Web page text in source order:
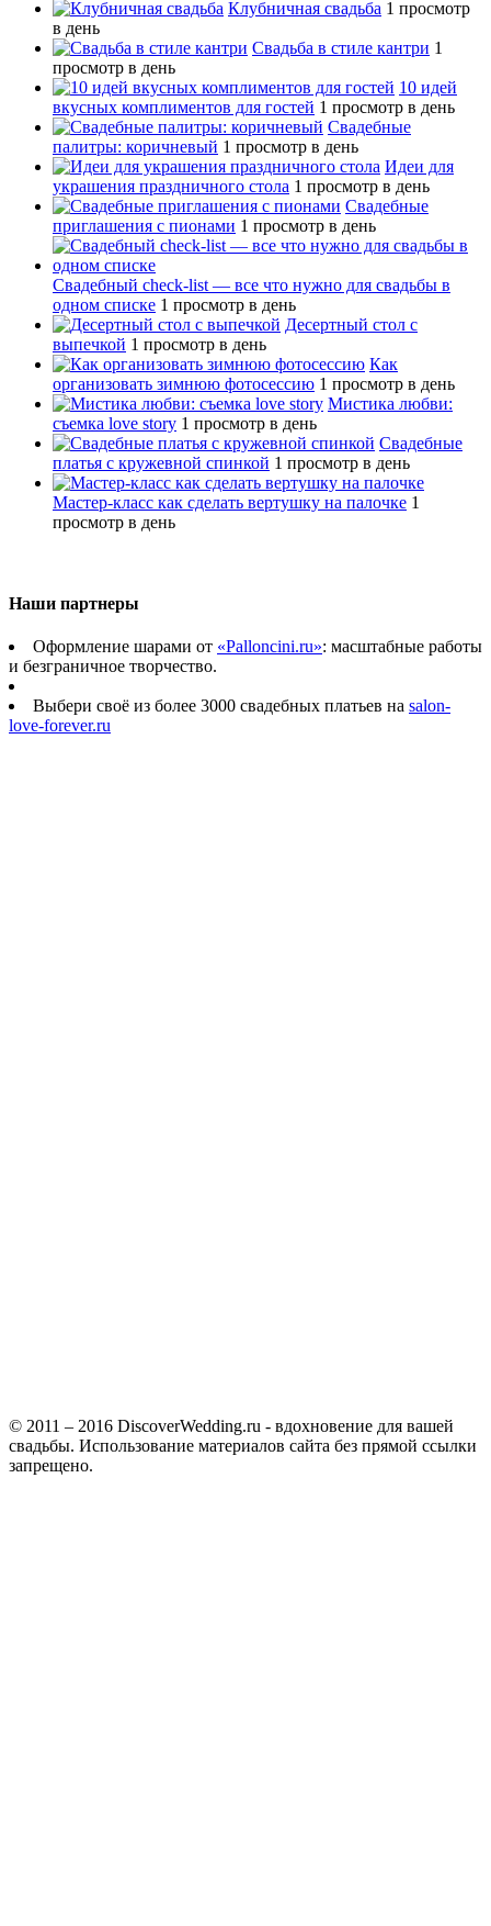
Клубничная свадьба 1 просмотр
в день
Свадьба в стиле кантри 1
просмотр в день
10 идей
вкусных комплиментов для гостей 1 просмотр в день
Свадебные
палитры: коричневый 1 просмотр в день
Идеи для
украшения праздничного стола 1 просмотр в день
Свадебные
приглашения с пионами 1 просмотр в день
Свадебный сheck-list — все что нужно для свадьбы в
одном списке 1 просмотр в день
Десертный стол с
выпечкой 1 просмотр в день
Как
организовать зимнюю фотосессию 1 просмотр в день
Мистика любви:
съемка love story 1 просмотр в день
Свадебные
платья с кружевной спинкой 1 просмотр в день
Мастер-класс как сделать вертушку на палочке 1
просмотр в день
Наши партнеры
Оформление шарами от «Palloncini.ru»: масштабные работы
и безграничное творчество.
Выбери своё из более 3000 свадебных платьев на salon-
love-forever.ru
© 2011 – 2016 DiscoverWedding.ru - вдохновение для вашей
свадьбы. Использование материалов сайта без прямой ссылки
запрещено.